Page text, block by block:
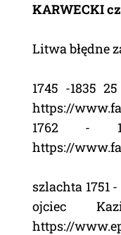
KARWECKI
Litwa błędne
1745 -1835
https://
1762 -
https://
szlachta 1751
ojciec
https://